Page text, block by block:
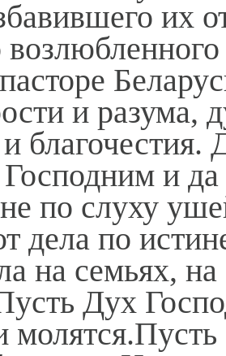
их
и разума,
и да
по слуху
дела по
на семьях,
Дух